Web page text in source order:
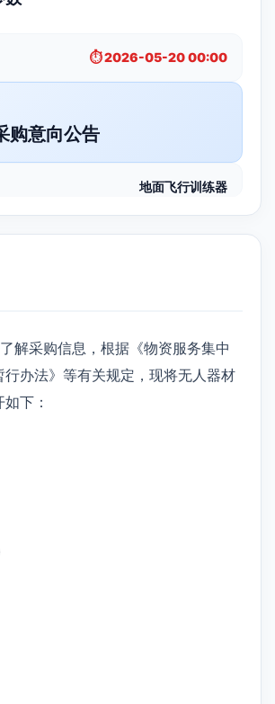
⏱️ 2026-05-20 00:00
购意向公告
地面飞行训练器
解采购信息，根据《物资服务集中
行办法》等有关规定，现将无人器材
下：